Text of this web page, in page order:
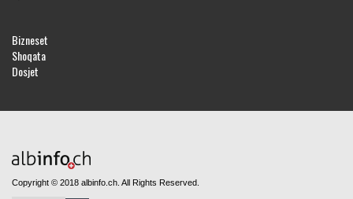
Bizneset
Shoqata
Dosjet
Copyright © 2018 albinfo.ch. All Rights Reserved.